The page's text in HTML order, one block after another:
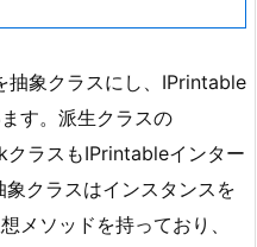
抽象クラスにし、IPrintable
す。派生クラスの
ラスもIPrintableインター
クラスはインスタンスを
メソッドを持っており、